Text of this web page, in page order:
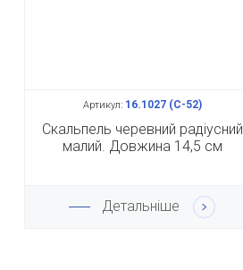
Артикул:16.1027 (С-52)
Скальпель черевний радіусний
малий. Довжина 14,5 см
Детальніше